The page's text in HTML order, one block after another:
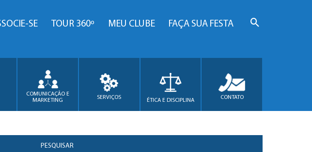
SE TOUR 360º MEU CLUBE FAÇA SUA FESTA
COMUNICAÇÃO E
MARKETING
SERVIÇOS ÉTICA E DISCIPLINA CONTATO
PESQUISAR